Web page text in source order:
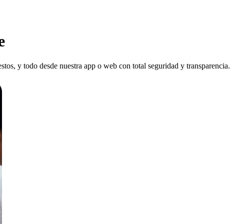
y todo desde nuestra app o web con total seguridad y transparencia.